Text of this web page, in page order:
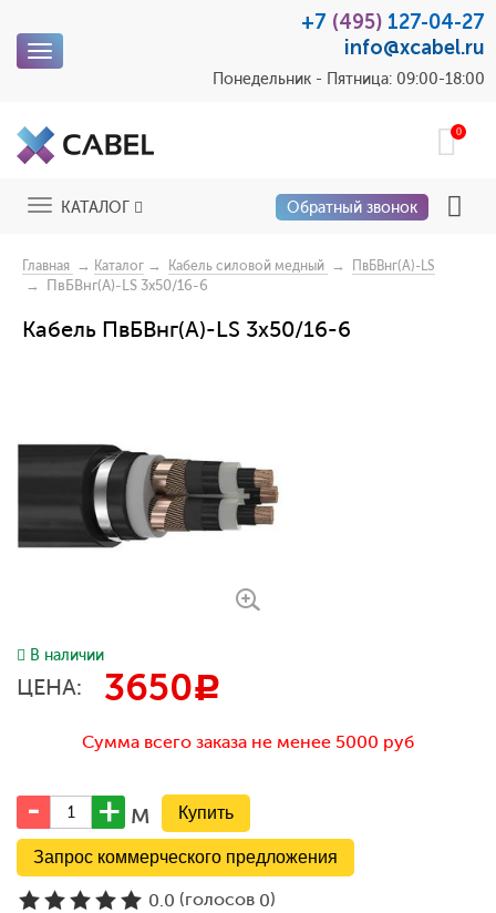
Toggle
+7 (495) 127-04-27
info@xcabel.ru
Понедельник - Пятница: 09:00-18:00
0
ToggleКАТАЛОГ Обратный звонок
Главная → Каталог → Кабель силовой медный → ПвБВнг(A)-LS
→ ПвБВнг(A)-LS 3x50/16-6
Кабель ПвБВнг(A)-LS 3x50/16-6
В наличии
ЦЕНА: 3650c
Сумма всего заказа не менее 5000 руб
м
Запрос коммерческого предложения
0.0 (голосов 0)